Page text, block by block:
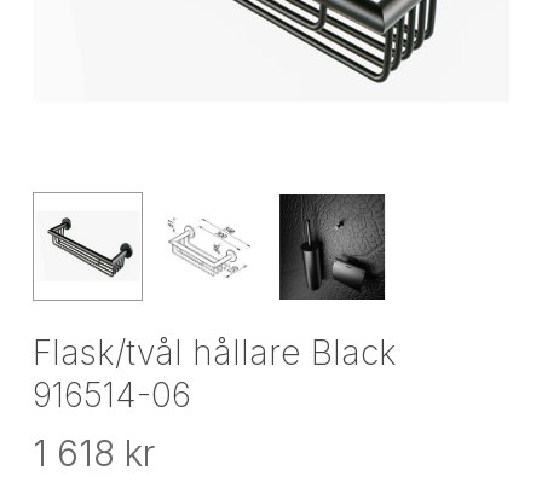
Flask/tvål hållare Black
916514-06
1 618 kr